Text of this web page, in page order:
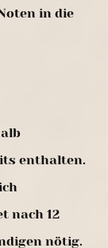
in die
enthalten.
nach 12
nötig.